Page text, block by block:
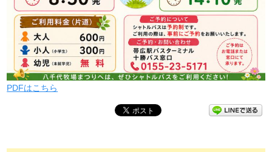
PDFはこちら